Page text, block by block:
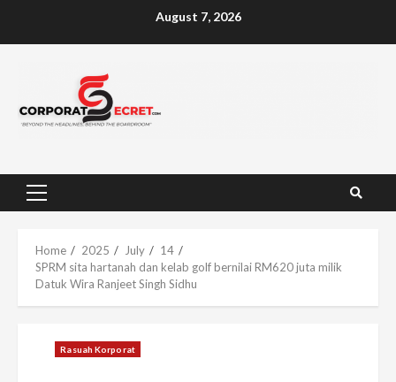
August 7, 2026
Primary
Home 2025 July
14
SPRM sita hartanah dan kelab golf bernilai RM620 juta milik
Datuk Wira Ranjeet Singh Sidhu
Rasuah Korporat